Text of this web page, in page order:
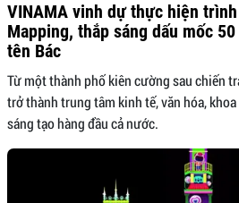
VINAMA vinh dự thực hiện
Mapping, thắp sáng dấu mốc
tên Bác
Từ một thành phố kiên cường sau chiến
trở thành trung tâm kinh tế, văn hóa,
sáng tạo hàng đầu cả nước.